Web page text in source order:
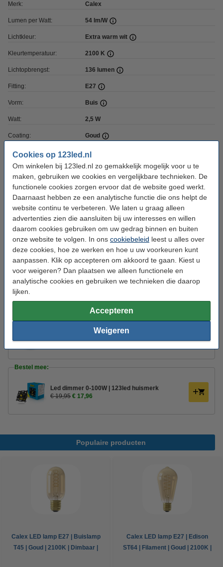
Cookies op 123led.nl
Om winkelen bij 123led.nl zo gemakkelijk mogelijk voor u te
maken, gebruiken we cookies en vergelijkbare technieken. De
functionele cookies zorgen ervoor dat de website goed werkt.
Daarnaast hebben ze een analytische functie die ons helpt de
website continu te verbeteren. We laten u graag alleen
advertenties zien die aansluiten bij uw interesses en willen
daarom cookies gebruiken om uw gedrag binnen en buiten
onze website te volgen. In ons cookiebeleid leest u alles over
deze cookies, hoe ze werken en hoe u uw voorkeuren kunt
aanpassen. Klik op accepteren om akkoord te gaan. Kiest u
voor weigeren? Dan plaatsen we alleen functionele en
analytische cookies en gebruiken we technieken die daarop
lijken.
Accepteren
Weigeren
Merk: Calex
Lumen per Watt: 54 lm/W
Lichtkleur: Extra warm wit
Kleurtemperatuur: 2100 K
Lichtopbrengst: 136 lumen
Fitting: E27
Vorm: Buis
Watt: 2,5 W
Coating: Goud
Dimbaar: Ja
Voltage: 220-240 V
Hoogte: 185 mm
Diameter: Ø 32 mm
Beschermingsniveau: IP20
Branduren: 15.000 uur
Energielabel:
Oud voor nieuw: uw oude apparaat
Voordeelverpakking - 5 stuks
€ 53,50
Bestel mee:
Led dimmer 0-100W | 123led huismerk
€ 19,95 € 17,96
Populaire producten
Calex LED lamp E27 | Buislamp
T45 | Goud | 2100K | Dimbaar |
Calex LED lamp E27 | Edison
ST64 | Filament | Goud | 2100K |